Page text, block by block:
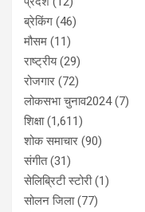
ब्रेकिंग (46)
मौसम (11)
राष्ट्रीय(29)
रोजगार (72)
लोकसभा चुनाव2024(7)
शिक्षा(1,611)
शोक समाचार (90)
संगीत(31)
सेलिब्रिटी स्टोरी(1)
सोलन जिला(77)